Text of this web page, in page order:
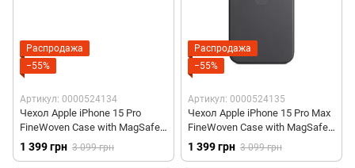
Распродажа
−55%
Артикул: 0000524134
Чехол Apple iPhone 15 Pro
FineWoven Case with MagSafe -
Evergreen (MT4U3)
1 399 грн 3 099 грн
Распродажа
−55%
Артикул: 0000524135
Чехол Apple iPhone 15 Pro Max
FineWoven Case with MagSafe -
Black (MT4V3)
1 399 грн 3 099 грн